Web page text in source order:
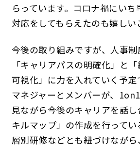
らっています。コロナ禍にいち
対応をしてもらえたのも嬉しい
今後の取り組みですが、人事制
「キャリアパスの明確化」と
可視化」に力を入れていく予定
マネジャーとメンバーが、
見ながら今後のキャリアを話し
キルマップ」の作成を行って
層別研修などとも紐づけなが